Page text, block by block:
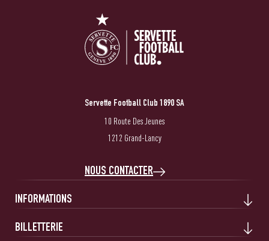
Servette Football Club 1890 SA
10 Route Des Jeunes
1212 Grand-Lancy
NOUS CONTACTER
INFORMATIONS
BILLETTERIE